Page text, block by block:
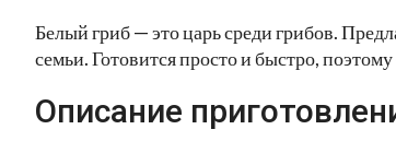
Белый гриб — это царь среди грибов.
семьи. Готовится просто и быстро,
Описание